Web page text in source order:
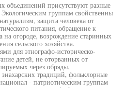
объединений присутствуют разные
группам свойственны
защита человека от
питания, обращение к
огороде, возрождение старинных
сельского хозяйства.
для этнографо-историческо-
детей, не оторванных от
через обряды,
знахарских традиций, фольклорные
- патриотическим группам